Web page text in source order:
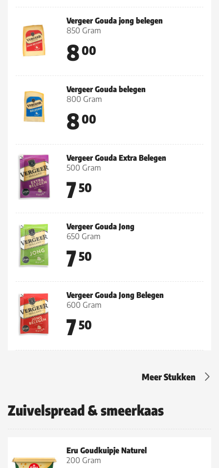
Vergeer Gouda jong belegen
850 Gram
800
Vergeer Gouda belegen
800 Gram
800
Vergeer Gouda Extra Belegen
500 Gram
750
Vergeer Gouda Jong
650 Gram
750
Vergeer Gouda Jong Belegen
600 Gram
750
Meer Stukken
Zuivelspread & smeerkaas
Eru Goudkuipje Naturel
200 Gram